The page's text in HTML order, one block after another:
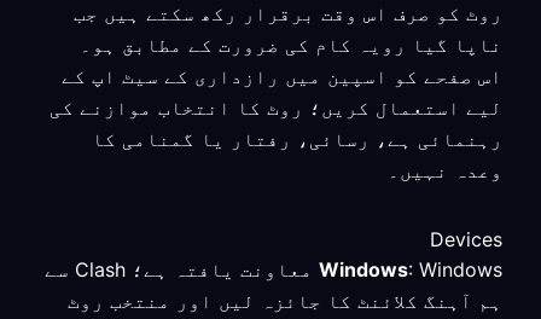
روٹ کو صرف اس وقت برقرار رکھ سکتے ہیں جب
ناپا گیا رویہ کام کی ضرورت کے مطابق ہو۔
اس صفحے کو اسپین میں رازداری کے سیٹ اپ کے
لیے استعمال کریں؛ روٹ کا انتخاب موازنے کی
رہنمائی ہے، رسائی، رفتار یا گمنامی کا
وعدہ نہیں۔
Devices
Windows
: Windows معاونت یافتہ ہے؛ Clash سے
ہم آہنگ کلائنٹ کا جائزہ لیں اور منتخب روٹ